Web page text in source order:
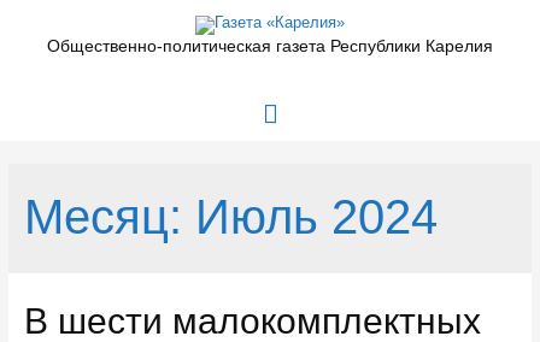
содержимомуОбщественно-политическая газета Республики Карелия
Главное
Месяц: Июль 2024
В шести малокомплектных